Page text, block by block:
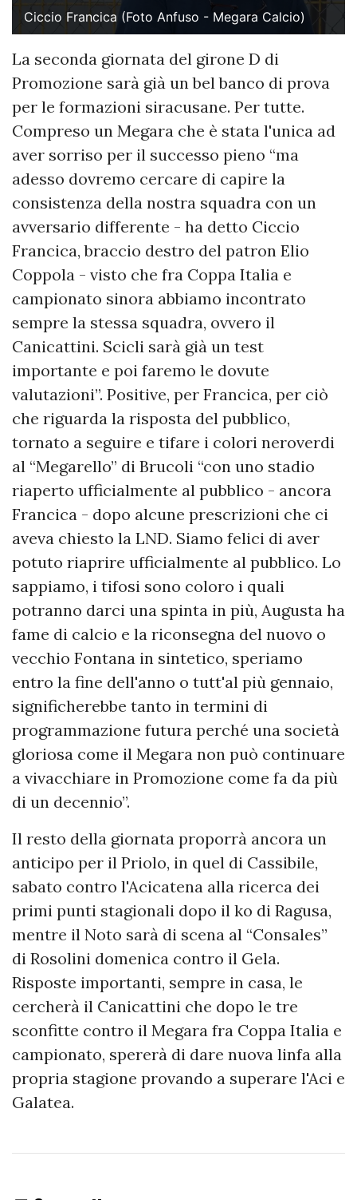
Ciccio Francica (Foto Anfuso - Megara Calcio)
La seconda giornata del girone D di
Promozione sarà già un bel banco di prova
per le formazioni siracusane. Per tutte.
Compreso un Megara che è stata l'unica ad
aver sorriso per il successo pieno “ma
adesso dovremo cercare di capire la
consistenza della nostra squadra con un
avversario differente - ha detto Ciccio
Francica, braccio destro del patron Elio
Coppola - visto che fra Coppa Italia e
campionato sinora abbiamo incontrato
sempre la stessa squadra, ovvero il
Canicattini. Scicli sarà già un test
importante e poi faremo le dovute
valutazioni”. Positive, per Francica, per ciò
che riguarda la risposta del pubblico,
tornato a seguire e tifare i colori neroverdi
al “Megarello” di Brucoli “con uno stadio
riaperto ufficialmente al pubblico - ancora
Francica - dopo alcune prescrizioni che ci
aveva chiesto la LND. Siamo felici di aver
potuto riaprire ufficialmente al pubblico. Lo
sappiamo, i tifosi sono coloro i quali
potranno darci una spinta in più, Augusta ha
fame di calcio e la riconsegna del nuovo o
vecchio Fontana in sintetico, speriamo
entro la fine dell'anno o tutt'al più gennaio,
significherebbe tanto in termini di
programmazione futura perché una società
gloriosa come il Megara non può continuare
a vivacchiare in Promozione come fa da più
di un decennio”.
Il resto della giornata proporrà ancora un
anticipo per il Priolo, in quel di Cassibile,
sabato contro l'Acicatena alla ricerca dei
primi punti stagionali dopo il ko di Ragusa,
mentre il Noto sarà di scena al “Consales”
di Rosolini domenica contro il Gela.
Risposte importanti, sempre in casa, le
cercherà il Canicattini che dopo le tre
sconfitte contro il Megara fra Coppa Italia e
campionato, spererà di dare nuova linfa alla
propria stagione provando a superare l'Aci e
Galatea.